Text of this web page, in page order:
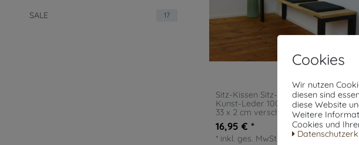
SALE 17
Sitz-Kissen Sitz-Polster Stuhl-Kissen
Kunst-Leder 100.000
33 x 2 cm versch. Farben, Farbe:
16,95 € *
* inkl. ges. MwSt. zzgl.
Cookies
Wir nutzen
diesen sind
diese Website
Weitere
Cookies und